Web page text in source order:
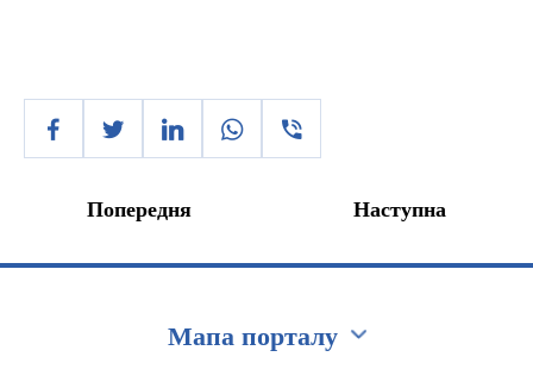
Попередня Наступна
Мапа порталу